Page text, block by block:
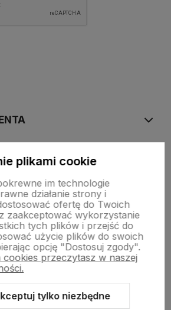
plikami cookie
im technologie
działanie strony i
ofertę do Twoich
zaakceptować wykorzystanie
tych plików i przejść do
użycie plików do swoich
opcję "Dostosuj zgody".
cookies przeczytasz w naszej
tylko niezbędne